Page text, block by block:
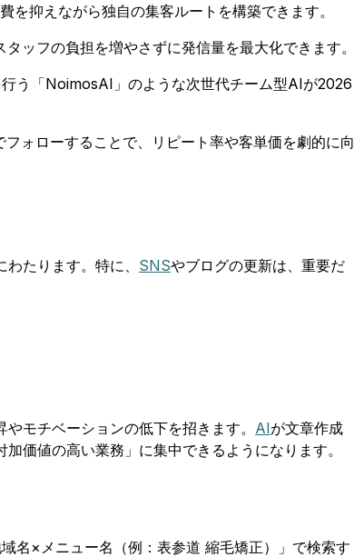
抑えながら独自の集客ルートを構築できます。
ッフの負担を増やさずに発信量を最大化できます。
う「NoimosAI」のような次世代チーム型AIが2026
ォローすることで、リピート率や客単価を劇的に向
たります。特に、 SNSやブログの更新は、重要だ
モチベーションの低下を招きます。 AIが文章作成
価値の高い業務」に集中できるようになります。
名×メニュー名（例：表参道 縮毛矯正）」で検索す